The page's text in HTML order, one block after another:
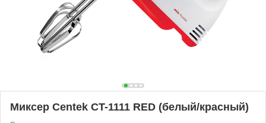
Миксер Centek CT-1111 RED (белый/красный)